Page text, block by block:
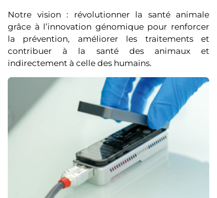
Notre vision : révolutionner la santé animale
grâce à l’innovation génomique pour renforcer
la prévention, améliorer les traitements et
contribuer à la santé des animaux et
indirectement à celle des humains.